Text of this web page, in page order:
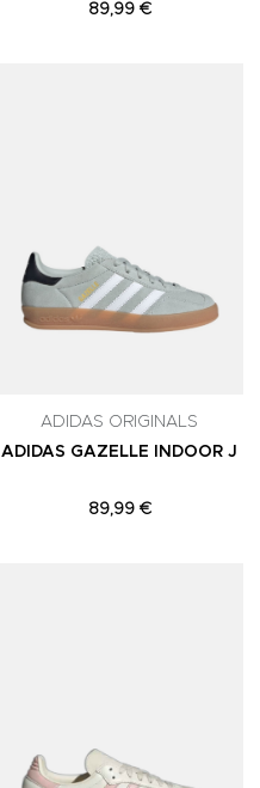
89,99 €
ADIDAS ORIGINALS
ADIDAS GAZELLE INDOOR J
89,99 €